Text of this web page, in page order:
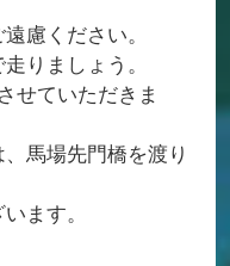
慮ください。
りましょう。
せていただきま
馬場先門橋を渡り
ます。